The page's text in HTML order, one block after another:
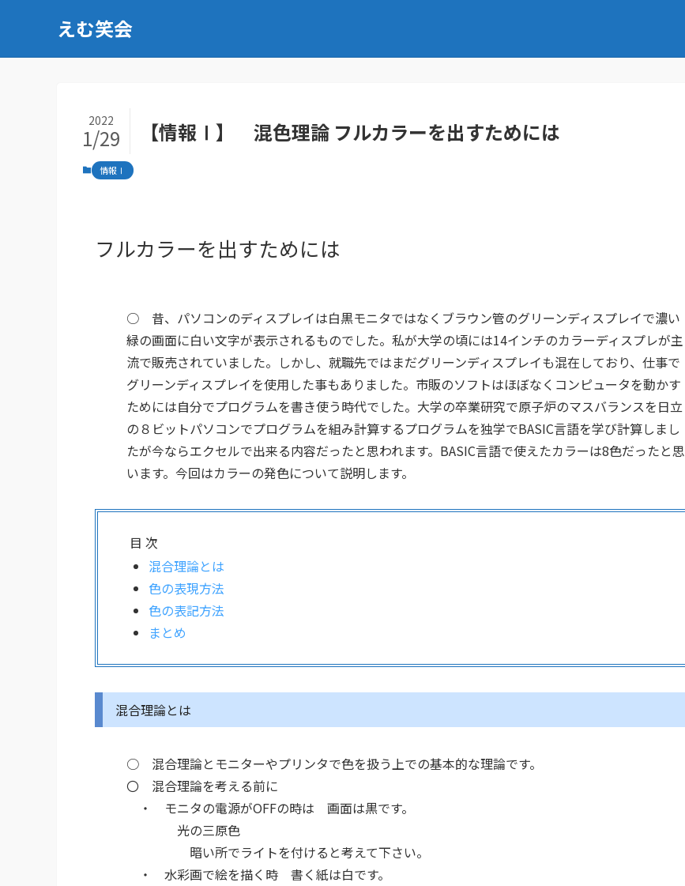
えむ笑会
【情報Ⅰ】 混色理論 フルカラーを出すためには
2022
1/29
情報Ⅰ
フルカラーを出すためには
○ 昔、パソコンのディスプレイは白黒モニタではなくブラウン管のグリーンディスプレイで濃い
緑の画面に白い文字が表示されるものでした。私が大学の頃には14インチのカラーディスプレが主
流で販売されていました。しかし、就職先ではまだグリーンディスプレイも混在しており、仕事で
グリーンディスプレイを使用した事もありました。市販のソフトはほぼなくコンピュータを動かす
ためには自分でプログラムを書き使う時代でした。大学の卒業研究で原子炉のマスバランスを日立
の８ビットパソコンでプログラムを組み計算するプログラムを独学でBASIC言語を学び計算しまし
たが今ならエクセルで出来る内容だったと思われます。BASIC言語で使えたカラーは8色だったと思
います。今回はカラーの発色について説明します。
目 次
混合理論とは
色の表現方法
色の表記方法
まとめ
混合理論とは
○ 混合理論とモニターやプリンタで色を扱う上での基本的な理論です。
〇 混合理論を考える前に
・ モニタの電源がOFFの時は 画面は黒です。
光の三原色
暗い所でライトを付けると考えて下さい。
・ 水彩画で絵を描く時 書く紙は白です。